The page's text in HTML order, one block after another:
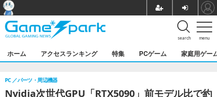
menu
search
ホーム アクセスランキング 特集 PCゲーム 家庭用ゲー
Nvidia次世代GPU「RTX5090」前モデル比で約
PC パーツ・周辺機器